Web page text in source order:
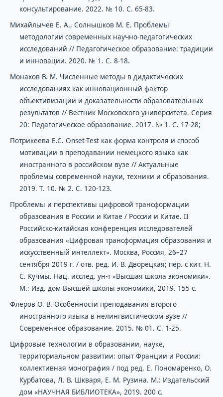
консультирование. 2022. № 10. С. 65-83.
Михайлычев Е. А., Солнышков М. Е. Проблемы
методологии современных научно-педагогических
исследований // Педагогическое образование: традиции
и инновации. 2020. № 1. С. 8-18.
Монахов В. М. Численные методы в дидактических
исследованиях как инновационный фактор
объективизации и доказательности образовательных
результатов // Вестник Московского университета. Серия
20: Педагогическое образование. 2017. № 1. С. 17-28;
Потрикеева Е.С. Onset-Test как форма контроля и способ
мотивации в преподавании немецкого языка как
иностранного в российском вузе // Актуальные
проблемы современной науки, техники и образования.
2019. Т. 10. № 2. С. 120-123.
Проблемы и перспективы цифровой трансформации
образования в России и Китае / России и Китае. II
Российско-китайская конференция исследователей
образования «Цифровая трансформация образования и
искусственный интеллект». Москва, Россия, 26–27
сентября 2019 г. / отв. ред. И. В. Дворецкая; пер. с кит. Н.
С. Кучмы. Нац. исслед. ун-т «Высшая школа экономики».
М.: Изд. дом Высшей школы экономики, 2019. 155 с.
Флеров О. В. Особенности преподавания второго
иностранного языка в нелингвистическом вузе //
Современное образование. 2015. № 01. С. 1-25.
Цифровые технологии в образовании, науке,
территориальном развитии: опыт Франции и России:
коллективная монография / под ред. E. Пономаренко, О.
Курбатова, Л. В. Шкваря, E. M. Рузина. М.: Издательский
дом «НАУЧНАЯ БИБЛИОТЕКА», 2019. 200 с.